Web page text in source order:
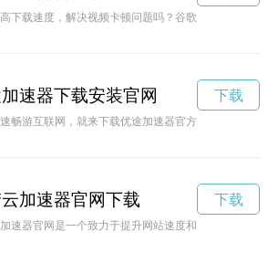
下载速度，解决视频卡顿问题吗？谷歌play加速器官
速器下载安装官网
畅游互联网，就来下载优途加速器官方版本！免费、
下载
云加速器官网下载
速器官网是一个致力于提升网站速度和用户体验的平
下载